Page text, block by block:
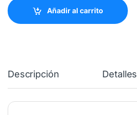
Añadir al carrito
Descripción Detalles